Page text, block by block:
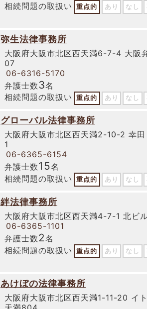
相続問題の取扱い
重点的 あり なし
弥生法律事務所
大阪府大阪市北区西天満6-7-4 大阪
07
06-6316-5170
弁護士数3名
相続問題の取扱い
重点的 あり なし
グローバル法律事務所
大阪府大阪市北区西天満2-10-2 幸
1
06-6365-6154
弁護士数15名
相続問題の取扱い
重点的 あり なし
絆法律事務所
大阪府大阪市北区西天満4-7-1 北ビ
06-6365-1101
弁護士数2名
相続問題の取扱い
重点的 あり なし
あけぼの法律事務所
大阪府大阪市北区西天満1-11-20 イ